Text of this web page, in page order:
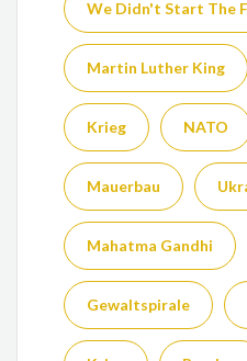
We Didn't Start The
Martin Luther King
Krieg NATO
Mauerbau
Mahatma Gandhi
Gewaltspirale